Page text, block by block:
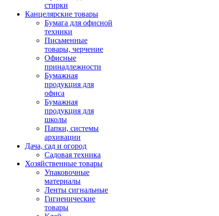
стирки
Канцелярские товары
Бумага для офисной
техники
Письменные
товары, черчение
Офисные
принадлежности
Бумажная
продукция для
офиса
Бумажная
продукция для
школы
Папки, системы
архивации
Дача, сад и огород
Садовая техника
Хозяйственные товары
Упаковочные
материалы
Ленты сигнальные
Гигиенические
товары